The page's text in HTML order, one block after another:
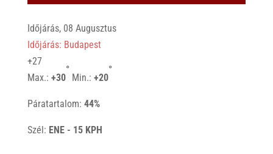
Időjárás, 08 Augusztus
Időjárás: Budapest
+27
Max.: +30
°
Min.: +20
°
Páratartalom: 44%
Szél: ENE - 15 KPH